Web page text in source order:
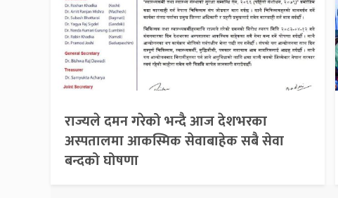
राज्यले दमन गरेको भन्दै आज देशभरका
अस्पतालमा आकस्मिक सेवाबाहेक सबै सेवा
बन्दको घोषणा